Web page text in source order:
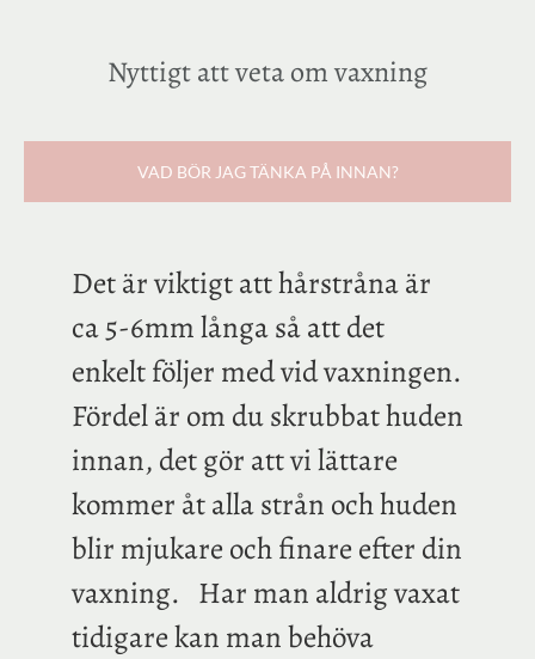
Nyttigt att veta om vaxning
VAD BÖR JAG TÄNKA PÅ INNAN?
Det är viktigt att hårstråna är
ca 5-6mm långa så att det
enkelt följer med vid vaxningen.
Fördel är om du skrubbat huden
innan, det gör att vi lättare
kommer åt alla strån och huden
blir mjukare och finare efter din
vaxning. Har man aldrig vaxat
tidigare kan man behöva